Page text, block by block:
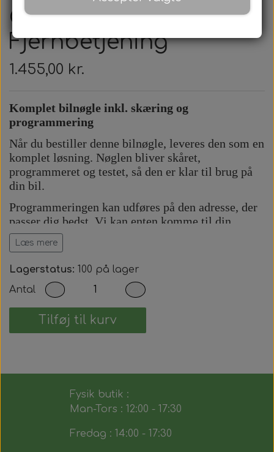
Chrysler -
Fjernbetjening
1.455,00 kr.
Komplet bilnøgle inkl. skæring og
programmering
Når du bestiller denne bilnøgle, leveres den som en
komplet løsning. Nøglen bliver skåret,
programmeret og testet, så den er klar til brug på
din bil.
Programmeringen kan udføres på den adresse, der
passer dig bedst. Vi kan enten komme til din
adresse eller udføre arbejdet på vores adresse efter
aftale.
Prisen inkluderer:
Komplet bilnøgle med fjernbetjening.
Præcis skæring af nøgleblad.
Programmering af startspærre (immobilizer).
Programmering af fjernbetjening.
Du modtager dermed en fuldt funktionsdygtig
bilnøgle, der fungerer på samme måde som den
Læs mere
Lagerstatus: 100 på lager
Antal
Tilføj til kurv
Fysik butik :
Man-Tors : 12:00 - 17:30
Fredag : 14:00 - 17:30